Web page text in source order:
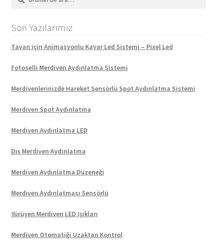
Son Yazılarımız
Tavan için Animasyonlu Kayar Led Sistemi – Pixel Led
Fotoselli Merdiven Aydınlatma Sistemi
Merdivenlerinizde Hareket Sensörlü Spot Aydınlatma Sistemi
Merdiven Spot Aydınlatma
Merdiven Aydınlatma LED
Dış Merdiven Aydınlatma
Merdiven Aydınlatma Düzeneği
Merdiven Aydınlatması Sensörlü
Yürüyen Merdiven LED Işıkları
Merdiven Otomatiği Uzaktan Kontrol